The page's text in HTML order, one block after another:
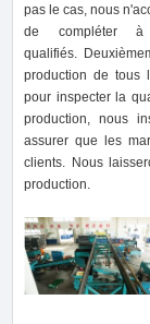
pas le cas, nous
de compléter à
qualifiés.
production de tous
pour inspecter la
production, nous
assurer que les
clients. Nous
production.